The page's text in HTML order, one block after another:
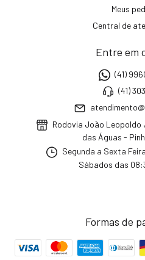
Meus
Central de
Entre em
(41)
(41)
Rodovia João Leopoldo
das Águas -
Segunda a Sexta
Sábados das
Formas de